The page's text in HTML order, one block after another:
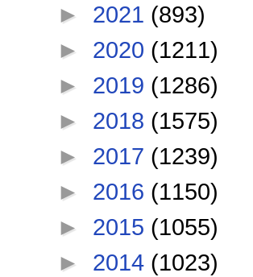
► 2021 (893)
► 2020 (1211)
► 2019 (1286)
► 2018 (1575)
► 2017 (1239)
► 2016 (1150)
► 2015 (1055)
► 2014 (1023)